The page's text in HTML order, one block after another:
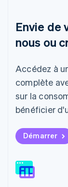
Envie de
nous ou
Accédez à
complète
sur la
bénéficier
Démarrer
Lettonie
English
English
Français
Malaisie
English简体中
English
Mexique
English
Nouvelle-